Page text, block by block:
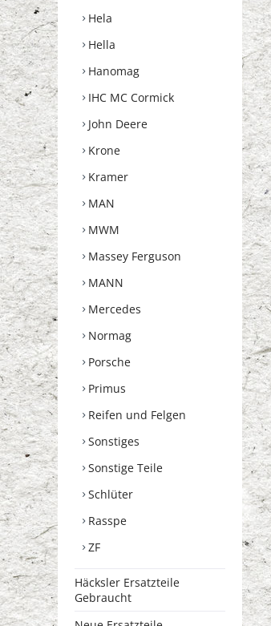
Hela
Hella
Hanomag
IHC MC Cormick
John Deere
Krone
Kramer
MAN
MWM
Massey Ferguson
MANN
Mercedes
Normag
Porsche
Primus
Reifen und Felgen
Sonstiges
Sonstige Teile
Schlüter
Rasspe
ZF
Häcksler Ersatzteile
Gebraucht